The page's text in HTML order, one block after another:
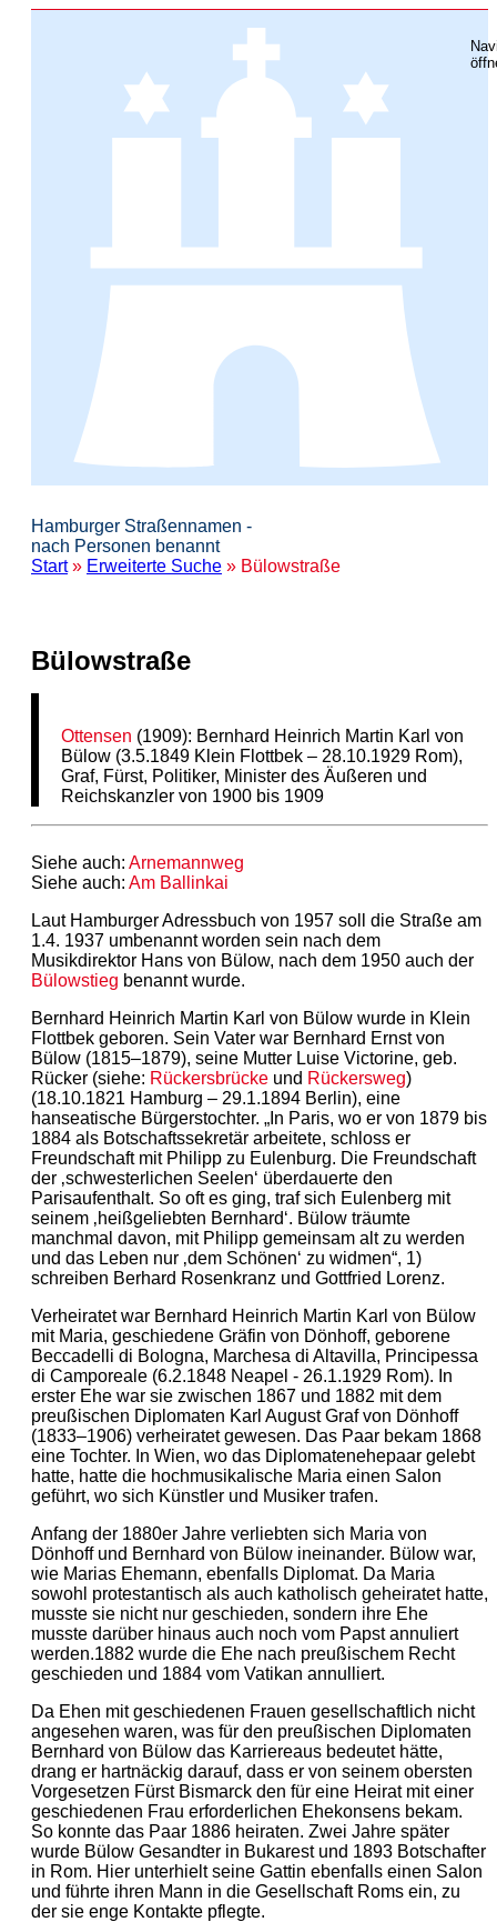
Hamburger Straßennamen -
nach Personen benannt
Start» Erweiterte Suche » Bülowstraße
Bülowstraße
Ottensen (1909): Bernhard Heinrich Martin Karl von
Bülow (3.5.1849 Klein Flottbek – 28.10.1929 Rom),
Graf, Fürst, Politiker, Minister des Äußeren und
Reichskanzler von 1900 bis 1909
Siehe auch: Arnemannweg
Siehe auch: Am Ballinkai
Laut Hamburger Adressbuch von 1957 soll die Straße am
1.4. 1937 umbenannt worden sein nach dem
Musikdirektor Hans von Bülow, nach dem 1950 auch der
Bülowstieg benannt wurde.
Bernhard Heinrich Martin Karl von Bülow wurde in Klein
Flottbek geboren. Sein Vater war Bernhard Ernst von
Bülow (1815–1879), seine Mutter Luise Victorine, geb.
Rücker (siehe: Rückersbrücke und Rückersweg)
(18.10.1821 Hamburg – 29.1.1894 Berlin), eine
hanseatische Bürgerstochter. „In Paris, wo er von 1879 bis
1884 als Botschaftssekretär arbeitete, schloss er
Freundschaft mit Philipp zu Eulenburg. Die Freundschaft
der ‚schwesterlichen Seelen‘ überdauerte den
Parisaufenthalt. So oft es ging, traf sich Eulenberg mit
seinem ‚heißgeliebten Bernhard‘. Bülow träumte
manchmal davon, mit Philipp gemeinsam alt zu werden
und das Leben nur ‚dem Schönen‘ zu widmen“, 1)
schreiben Berhard Rosenkranz und Gottfried Lorenz.
Verheiratet war Bernhard Heinrich Martin Karl von Bülow
mit Maria, geschiedene Gräfin von Dönhoff, geborene
Beccadelli di Bologna, Marchesa di Altavilla, Principessa
di Camporeale (6.2.1848 Neapel - 26.1.1929 Rom). In
erster Ehe war sie zwischen 1867 und 1882 mit dem
preußischen Diplomaten Karl August Graf von Dönhoff
(1833–1906) verheiratet gewesen. Das Paar bekam 1868
eine Tochter. In Wien, wo das Diplomatenehepaar gelebt
hatte, hatte die hochmusikalische Maria einen Salon
geführt, wo sich Künstler und Musiker trafen.
Anfang der 1880er Jahre verliebten sich Maria von
Dönhoff und Bernhard von Bülow ineinander. Bülow war,
wie Marias Ehemann, ebenfalls Diplomat. Da Maria
sowohl protestantisch als auch katholisch geheiratet hatte,
musste sie nicht nur geschieden, sondern ihre Ehe
musste darüber hinaus auch noch vom Papst annuliert
werden.1882 wurde die Ehe nach preußischem Recht
geschieden und 1884 vom Vatikan annulliert.
Da Ehen mit geschiedenen Frauen gesellschaftlich nicht
angesehen waren, was für den preußischen Diplomaten
Bernhard von Bülow das Karriereaus bedeutet hätte,
drang er hartnäckig darauf, dass er von seinem obersten
Vorgesetzen Fürst Bismarck den für eine Heirat mit einer
geschiedenen Frau erforderlichen Ehekonsens bekam.
So konnte das Paar 1886 heiraten. Zwei Jahre später
wurde Bülow Gesandter in Bukarest und 1893 Botschafter
in Rom. Hier unterhielt seine Gattin ebenfalls einen Salon
und führte ihren Mann in die Gesellschaft Roms ein, zu
der sie enge Kontakte pflegte.